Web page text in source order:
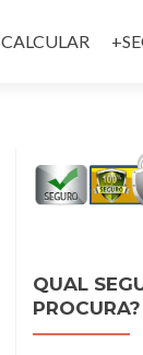
CALCULAR
QUAL
PROCURA?